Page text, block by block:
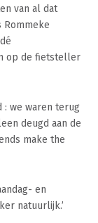
van al dat
op de fietsteller
: we waren terug
deugd aan de
make the
en
natuurlijk.’